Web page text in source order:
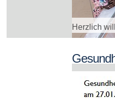
Herzlich